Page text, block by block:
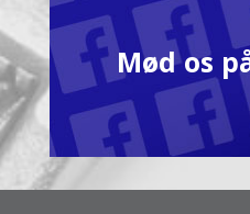
Mød os